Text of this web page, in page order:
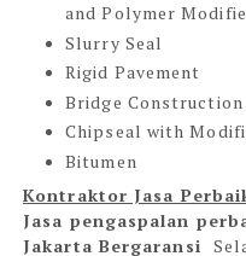
and Polymer
Slurry Seal
Rigid Pavement
Bridge Construction
Chipseal with
Bitumen
Kontraktor Jasa
Jasa pengaspalan
Jakarta Bergaransi